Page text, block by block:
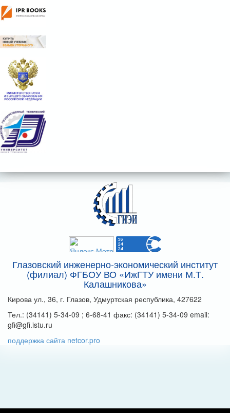
Глазовский инженерно-экономический институт
(филиал) ФГБОУ ВО «ИжГТУ имени М.Т.
Калашникова»
Кирова ул., 36, г. Глазов, Удмуртская республика, 427622
Тел.: (34141) 5-34-09 ; 6-68-41 факс: (34141) 5-34-09 email:
gfi@gfi.istu.ru
поддержка сайта netcor.pro